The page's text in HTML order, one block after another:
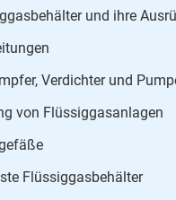
und ihre
Verdichter und
von Flüssiggasanlagen
Flüssiggasbehälter